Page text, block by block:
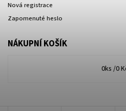
Nová registrace
Zapomenuté heslo
NÁKUPNÍ KOŠÍK
0ks /0